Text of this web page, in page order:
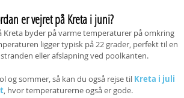
er vejret på Kreta i juni?
Kreta byder på varme temperaturer på omkring
ligger typisk på 22 grader, perfekt til en
eller afslapning ved poolkanten.
og sommer, så kan du også rejse til Kreta i juli
, hvor temperaturerne også er gode.